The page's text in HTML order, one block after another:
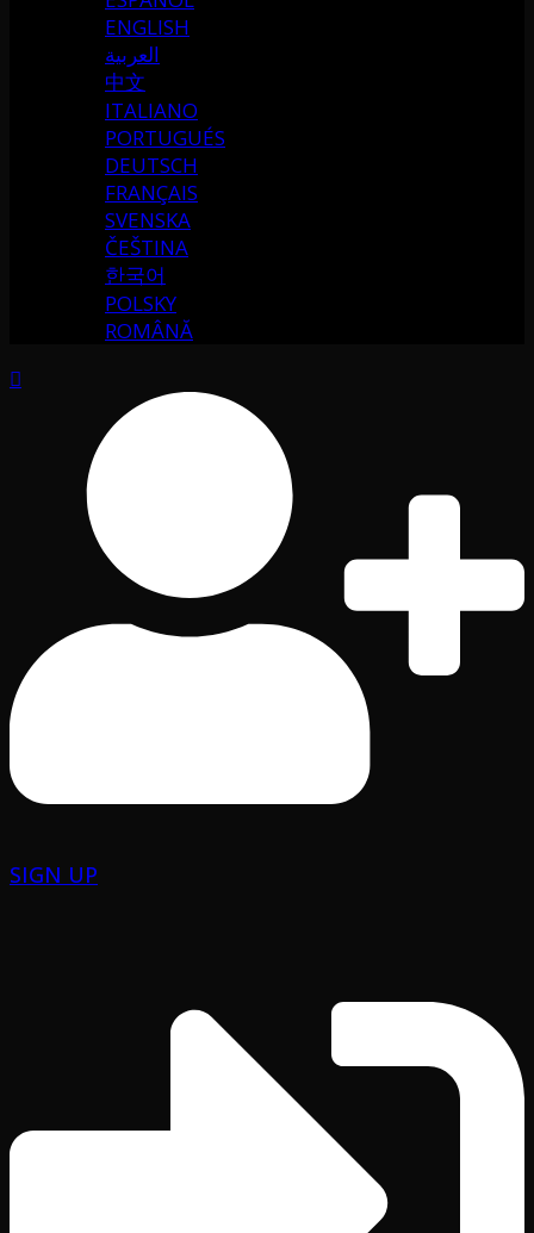
ENGLISH
العربية
中文
ITALIANO
PORTUGUÉS
DEUTSCH
FRANÇAIS
SVENSKA
ČEŠTINA
한국어
POLSKY
ROMÂNĂ
SIGN UP